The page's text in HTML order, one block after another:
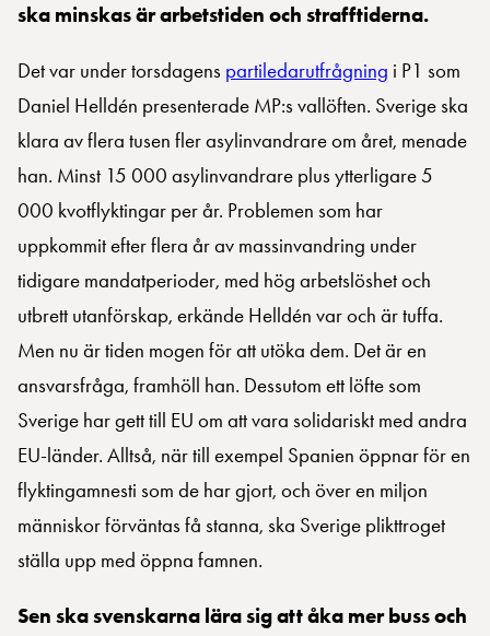
ska minskas är arbetstiden och strafftiderna.
Det var under torsdagens partiledarutfrågning i P1 som
Daniel Helldén presenterade MP:s vallöften. Sverige ska
klara av flera tusen fler asylinvandrare om året, menade
han. Minst 15 000 asylinvandrare plus ytterligare 5
000 kvotflyktingar per år. Problemen som har
uppkommit efter flera år av massinvandring under
tidigare mandatperioder, med hög arbetslöshet och
utbrett utanförskap, erkände Helldén var och är tuffa.
Men nu är tiden mogen för att utöka dem. Det är en
ansvarsfråga, framhöll han. Dessutom ett löfte som
Sverige har gett till EU om att vara solidariskt med andra
EU-länder. Alltså, när till exempel Spanien öppnar för en
flyktingamnesti som de har gjort, och över en miljon
människor förväntas få stanna, ska Sverige plikttroget
ställa upp med öppna famnen.
Sen ska svenskarna lära sig att åka mer buss och